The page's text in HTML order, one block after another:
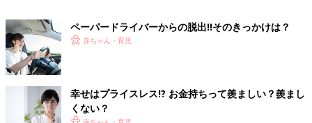
ペーパードライバーからの脱出!!そのきっかけは？
赤ちゃん・育児
幸せはプライスレス!? お金持ちって羨ましい？羨まし
くない？